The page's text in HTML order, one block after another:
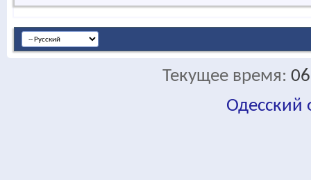
Текущее время:
Одесский